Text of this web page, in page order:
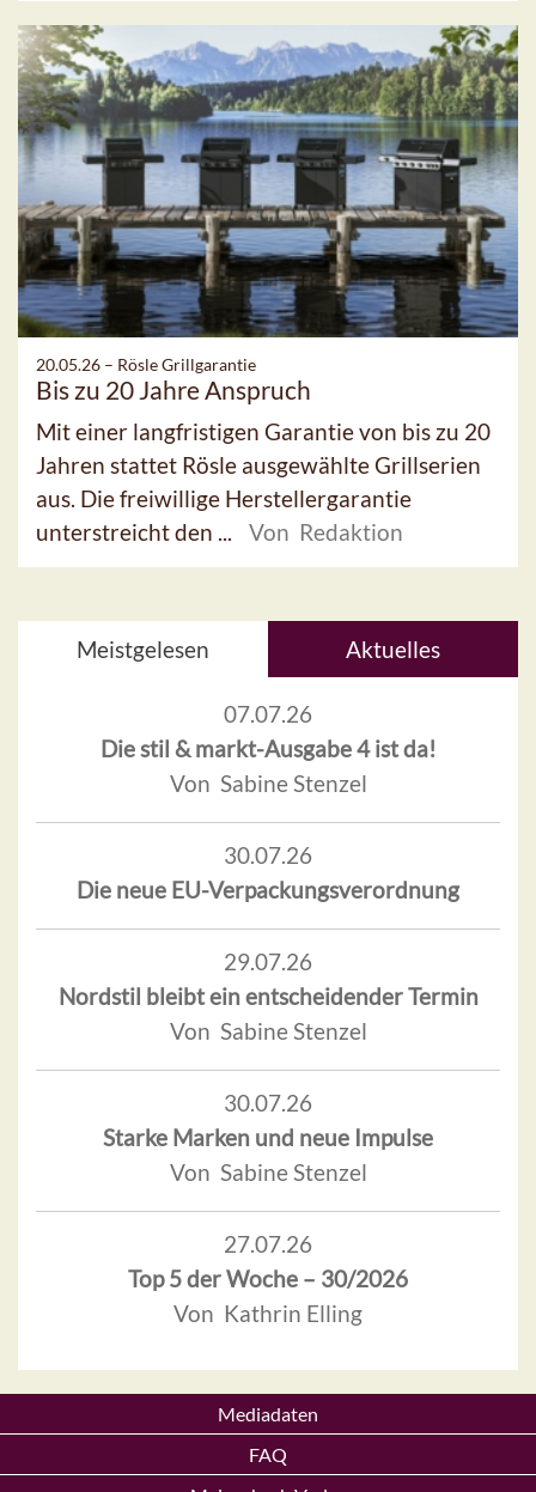
20.05.26 – Rösle Grillgarantie
Bis zu 20 Jahre Anspruch
Mit einer langfristigen Garantie von bis zu 20
Jahren stattet Rösle ausgewählte Grillserien
aus. Die freiwillige Herstellergarantie
unterstreicht den ...
Von Redaktion
Meistgelesen Aktuelles
07.07.26
Die stil & markt-Ausgabe 4 ist da!
Von Sabine Stenzel
30.07.26
Die neue EU-Verpackungsverordnung
29.07.26
Nordstil bleibt ein entscheidender Termin
Von Sabine Stenzel
30.07.26
Starke Marken und neue Impulse
Von Sabine Stenzel
27.07.26
Top 5 der Woche – 30/2026
Von Kathrin Elling
Mediadaten
FAQ